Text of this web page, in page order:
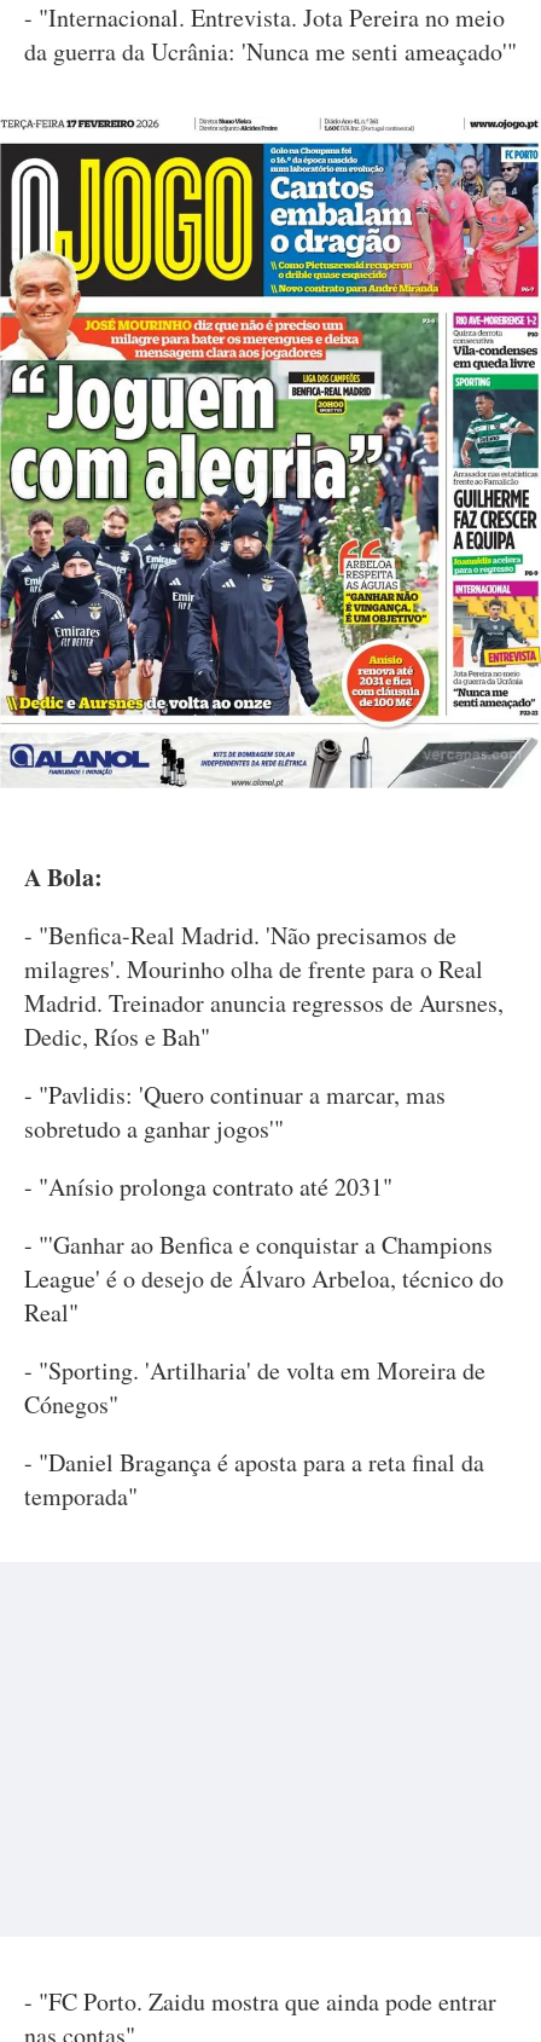
- "Internacional. Entrevista. Jota Pereira no meio
da guerra da Ucrânia: 'Nunca me senti ameaçado'"
A Bola:
- "Benfica-Real Madrid. 'Não precisamos de
milagres'. Mourinho olha de frente para o Real
Madrid. Treinador anuncia regressos de Aursnes,
Dedic, Ríos e Bah"
- "Pavlidis: 'Quero continuar a marcar, mas
sobretudo a ganhar jogos'"
- "Anísio prolonga contrato até 2031"
- "'Ganhar ao Benfica e conquistar a Champions
League' é o desejo de Álvaro Arbeloa, técnico do
Real"
- "Sporting. 'Artilharia' de volta em Moreira de
Cónegos"
- "Daniel Bragança é aposta para a reta final da
temporada"
- "FC Porto. Zaidu mostra que ainda pode entrar
nas contas"